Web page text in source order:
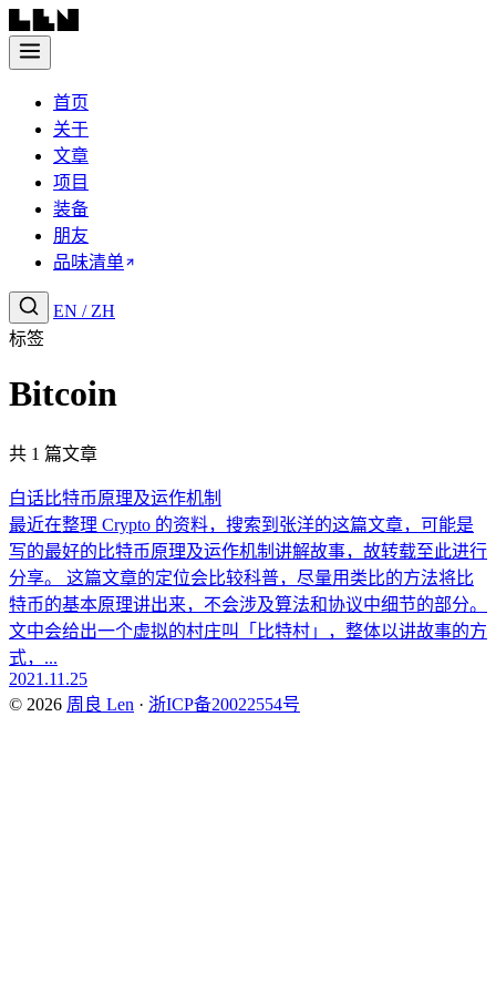
首页
关于
文章
项目
装备
朋友
品味清单
EN / ZH
标签
Bitcoin
共 1 篇文章
白话比特币原理及运作机制
最近在整理 Crypto 的资料，搜索到张洋的这篇文章，可能是
写的最好的比特币原理及运作机制讲解故事，故转载至此进行
分享。 这篇文章的定位会比较科普，尽量用类比的方法将比
特币的基本原理讲出来，不会涉及算法和协议中细节的部分。
文中会给出一个虚拟的村庄叫「比特村」，整体以讲故事的方
式，...
2021.11.25
© 2026 周良 Len · 浙ICP备20022554号